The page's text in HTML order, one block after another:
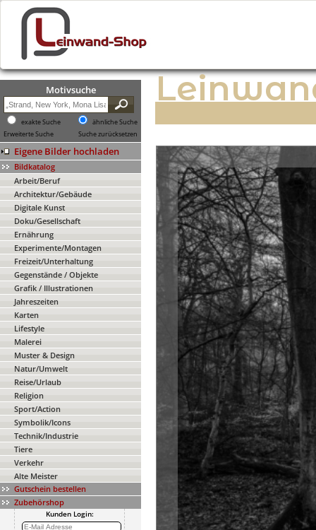
Motivsuche
exakte Suche
ähnliche Suche
Erweiterte Suche
Suche zurücksetzen
Eigene Bilder hochladen
Bildkatalog
Arbeit/Beruf
Architektur/Gebäude
Digitale Kunst
Doku/Gesellschaft
Ernährung
Experimente/Montagen
Freizeit/Unterhaltung
Gegenstände / Objekte
Grafik / Illustrationen
Jahreszeiten
Karten
Lifestyle
Malerei
Muster & Design
Natur/Umwelt
Reise/Urlaub
Religion
Sport/Action
Symbolik/Icons
Technik/Industrie
Tiere
Verkehr
Alte Meister
Gutschein bestellen
Zubehörshop
Kunden Login: